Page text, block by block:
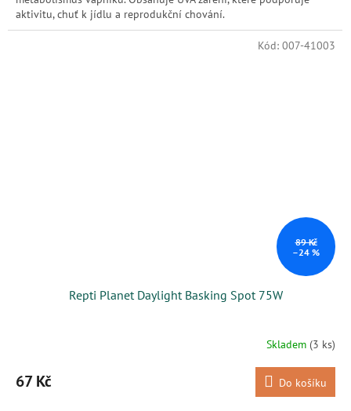
aktivitu, chuť k jídlu a reprodukční chování.
89 Kč
–24 %
Repti Planet Daylight Basking Spot 75W
Skladem (3 ks)
67 Kč Do košíku
Kód: 007-41003